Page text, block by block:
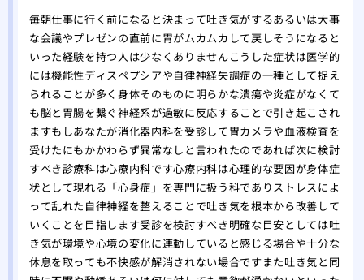
彼
る
繰
体
め
球
毎朝仕事に行く前になると決まって吐き気がするあるいは大事
な会議やプレゼンの直前に胃がムカムカして戻しそうになると
いった経験を持つ人は少なくありませんこうした症状は医学的
には機能性ディスペプシアや自律神経失調症の一種として捉え
られることが多く身体そのものに明らかな潰瘍や炎症がなくて
も脳と胃腸を繋ぐ神経系が過敏に反応することで引き起こされ
ますもしあなたが消化器内科を受診して胃カメラや血液検査を
受けたにもかかわらず異常なしと言われたのであれば次に検討
すべき診療科は心療内科です心療内科は心理的な要因が身体症
状として現れる「心身症」を専門に扱う科でありストレスによ
って乱れた自律神経を整えることで吐き気を根本から改善して
いくことを目指します受診を検討すべき明確な目安としては吐
き気が環境や心境の変化に連動していると感じる場合や十分な
休息を取っても不快感が解消されない場合ですまた吐き気と同